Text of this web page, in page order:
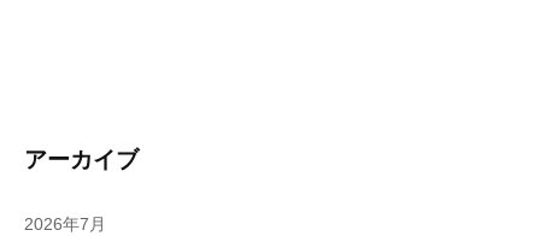
投
アーカイブ
2026年7月